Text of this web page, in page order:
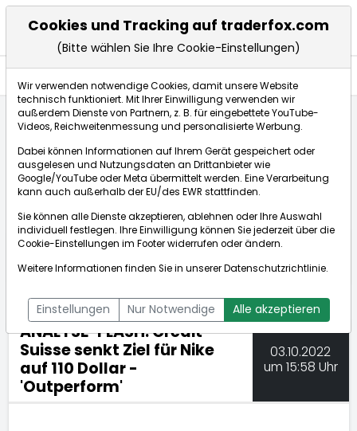
ANALYSE-FLASH: Credit Suisse senkt Ziel für Nike ...
dpa-AFX Compact
ÜBERSICHT DPA-AFX PROFEED
DPA-AFX COMPACT
NEWSBOT
ANALYSE-FLASH: Credit
Suisse senkt Ziel für Nike
auf 110 Dollar -
'Outperform'
03.10.2022
um 15:58 Uhr
Cookies und Tracking auf traderfox.com
(Bitte wählen Sie Ihre Cookie-Einstellungen)
Wir verwenden notwendige Cookies, damit unsere Website
technisch funktioniert. Mit Ihrer Einwilligung verwenden wir
außerdem Dienste von Partnern, z. B. für eingebettete YouTube-
Videos, Reichweitenmessung und personalisierte Werbung.
Dabei können Informationen auf Ihrem Gerät gespeichert oder
ausgelesen und Nutzungsdaten an Drittanbieter wie
Google/YouTube oder Meta übermittelt werden. Eine Verarbeitung
kann auch außerhalb der EU/des EWR stattfinden.
Sie können alle Dienste akzeptieren, ablehnen oder Ihre Auswahl
individuell festlegen. Ihre Einwilligung können Sie jederzeit über die
Cookie-Einstellungen im Footer widerrufen oder ändern.
Weitere Informationen finden Sie in unsererDatenschutzrichtlinie.
Einstellungen Nur Notwendige Alle akzeptieren